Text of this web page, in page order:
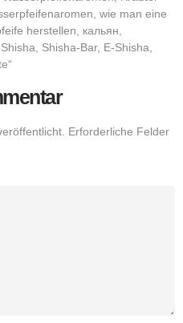
wie man eine
herstellen, кальян,
Shisha-Bar, E-Shisha,
Erforderliche Felder